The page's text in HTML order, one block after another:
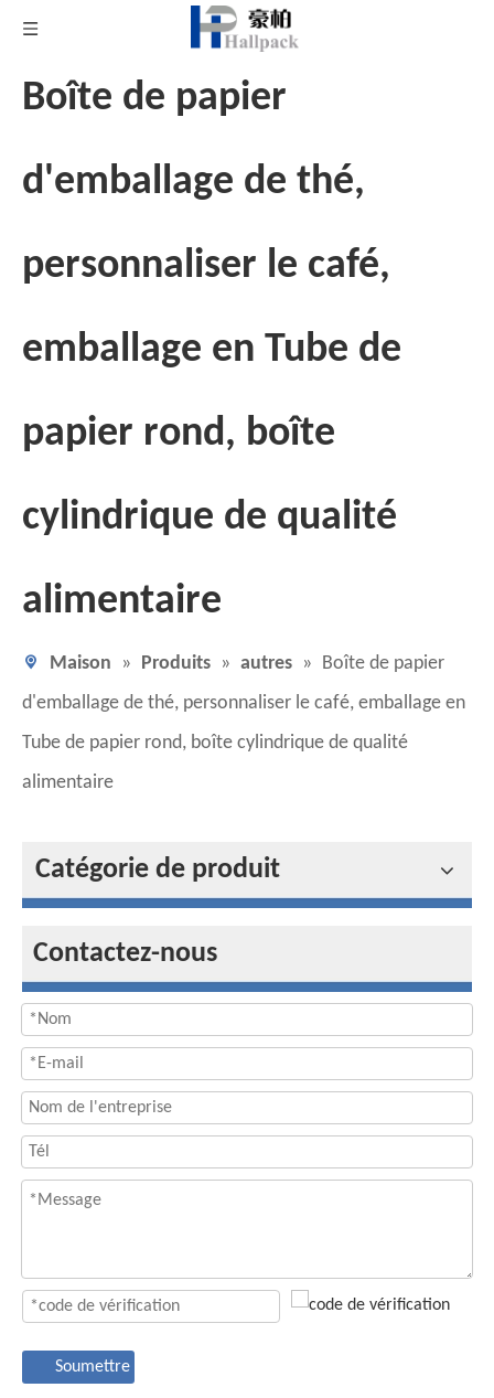
Boîte de papier
d'emballage de thé,
personnaliser le café,
emballage en Tube de
papier rond, boîte
cylindrique de qualité
alimentaire
Maison » Produits » autres » Boîte de papier
d'emballage de thé, personnaliser le café, emballage en
Tube de papier rond, boîte cylindrique de qualité
alimentaire
Catégorie de produit
Contactez-nous
Soumettre